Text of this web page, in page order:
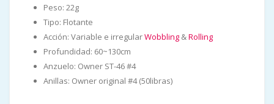
Peso: 22g
Tipo: Flotante
Acción: Variable e irregularWobbling &Rolling
Profundidad: 60~130cm
Anzuelo: Owner ST-46 #4
Anillas: Owner original #4 (50libras)